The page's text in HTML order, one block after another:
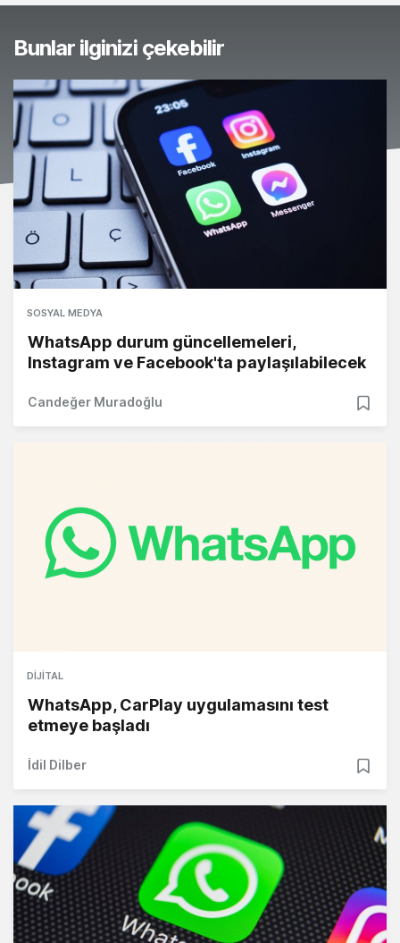
Bunlar ilginizi çekebilir
SOSYAL MEDYA
WhatsApp durum güncellemeleri,
Instagram ve Facebook'ta paylaşılabilecek
Candeğer Muradoğlu
DIJITAL
WhatsApp, CarPlay uygulamasını test
etmeye başladı
İdil Dilber